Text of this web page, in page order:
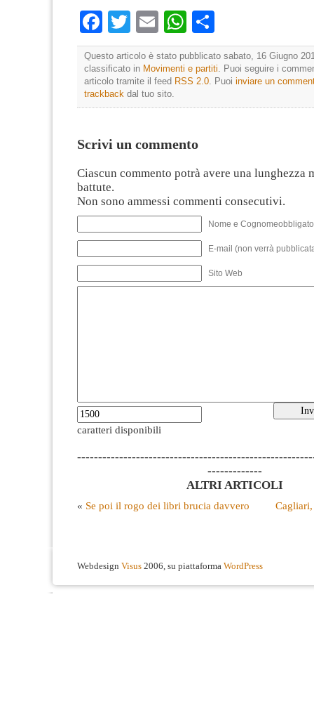
Facebook
TwitterEmailWhatsApp
Questo articolo è stato pubblicato sabato, 16 Giugno
classificato in Movimenti e partiti. Puoi seguire i
articolo tramite il feed RSS 2.0. Puoi inviare un
trackback dal tuo sito.
Scrivi un commento
Ciascun commento potrà avere una lunghezza
battute.
Non sono ammessi commenti consecutivi.
Nome e
E-mail (non verrà
Sito Web
caratteri disponibili
-------------
ALTRI ARTICOLI
« Se poi il rogo dei libri brucia davvero Cagliari,
Webdesign Visus 2006, su piattaforma WordPress